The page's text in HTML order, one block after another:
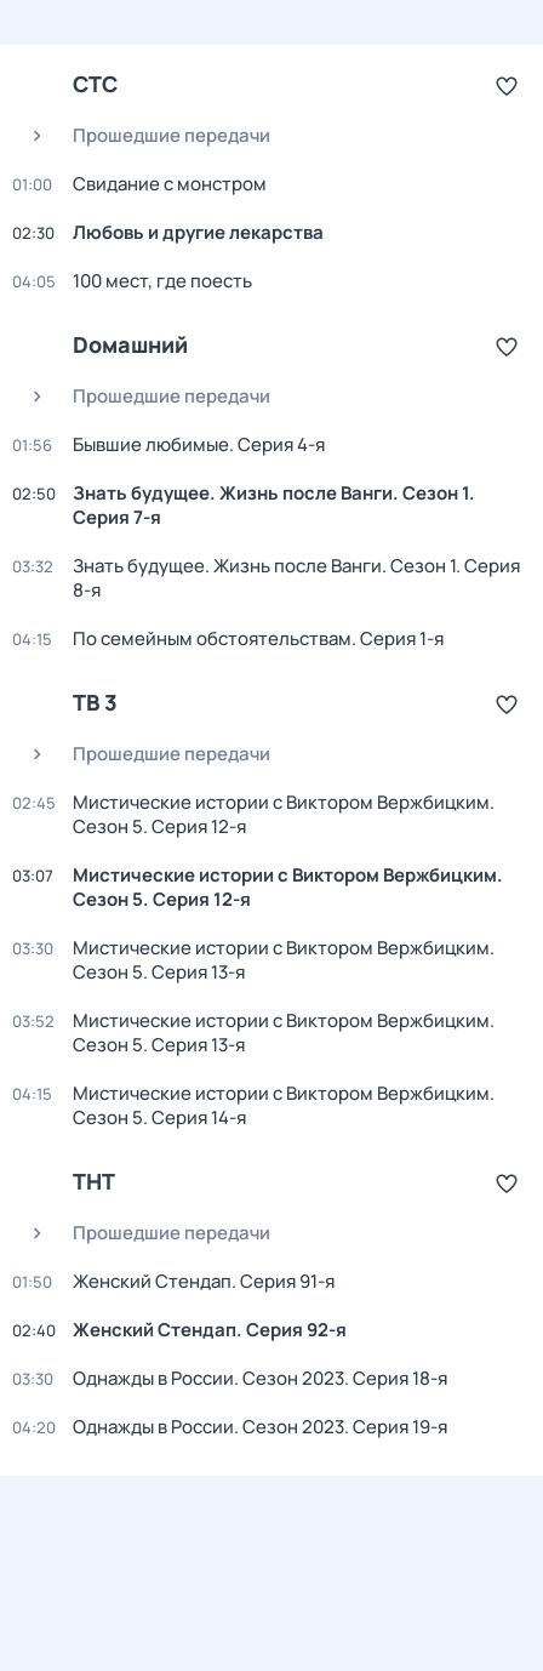
СТС
Прошедшие передачи
01:00 Свидание с монстром
02:30 Любовь и другие лекарства
04:05 100 мест, где поесть
Dомашний
Прошедшие передачи
01:56 Бывшие любимые. Серия 4-я
02:50 Знать будущее. Жизнь после Ванги. Сезон 1.
Серия 7-я
03:32 Знать будущее. Жизнь после Ванги. Сезон 1. Серия
8-я
04:15 По семейным обстоятельствам. Серия 1-я
ТВ 3
Прошедшие передачи
02:45 Мистические истории с Виктором Вержбицким.
Сезон 5. Серия 12-я
03:07 Мистические истории с Виктором Вержбицким.
Сезон 5. Серия 12-я
03:30 Мистические истории с Виктором Вержбицким.
Сезон 5. Серия 13-я
03:52 Мистические истории с Виктором Вержбицким.
Сезон 5. Серия 13-я
04:15 Мистические истории с Виктором Вержбицким.
Сезон 5. Серия 14-я
ТНТ
Прошедшие передачи
01:50 Женский Стендап. Серия 91-я
02:40 Женский Стендап. Серия 92-я
03:30 Однажды в России. Сезон 2023. Серия 18-я
04:20 Однажды в России. Сезон 2023. Серия 19-я